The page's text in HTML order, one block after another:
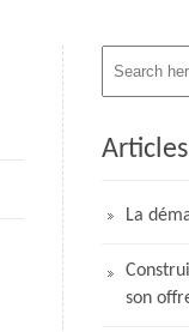
La
son